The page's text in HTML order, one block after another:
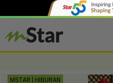
MSTAR | HIBURAN